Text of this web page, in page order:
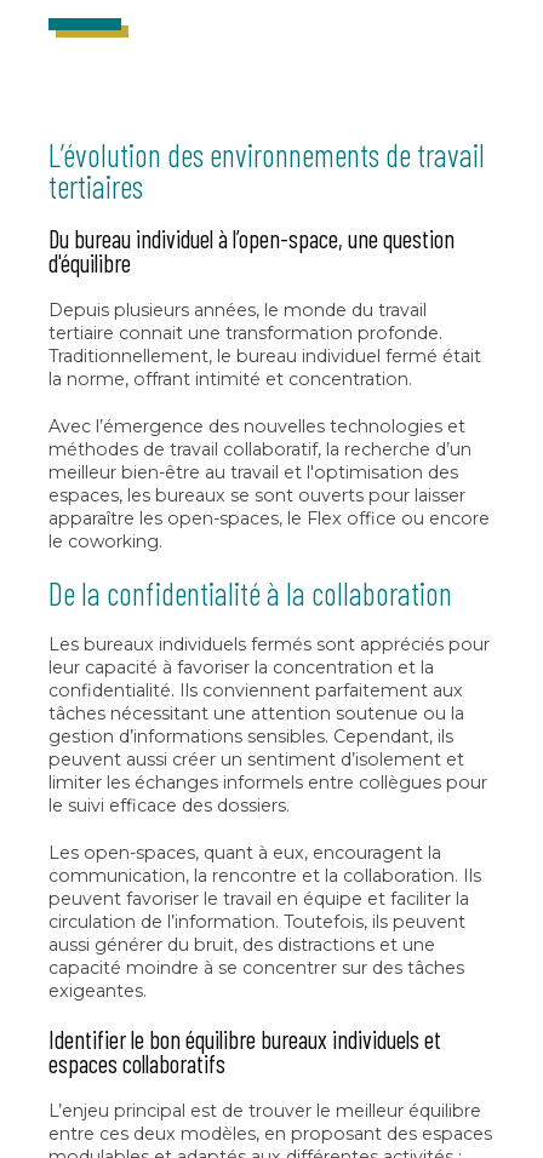
L’évolution des environnements de travail
tertiaires
Du bureau individuel à l’open-space, une question
d'équilibre
Depuis plusieurs années, le monde du travail
tertiaire connait une transformation profonde.
Traditionnellement, le bureau individuel fermé était
la norme, offrant intimité et concentration.
Avec l’émergence des nouvelles technologies et
méthodes de travail collaboratif, la recherche d’un
meilleur bien-être au travail et l'optimisation des
espaces, les bureaux se sont ouverts pour laisser
apparaître les open-spaces, le Flex office ou encore
le coworking.
De la confidentialité à la collaboration
Les bureaux individuels fermés sont appréciés pour
leur capacité à favoriser la concentration et la
confidentialité. Ils conviennent parfaitement aux
tâches nécessitant une attention soutenue ou la
gestion d’informations sensibles. Cependant, ils
peuvent aussi créer un sentiment d’isolement et
limiter les échanges informels entre collègues pour
le suivi efficace des dossiers.
Les open-spaces, quant à eux, encouragent la
communication, la rencontre et la collaboration. Ils
peuvent favoriser le travail en équipe et faciliter la
circulation de l’information. Toutefois, ils peuvent
aussi générer du bruit, des distractions et une
capacité moindre à se concentrer sur des tâches
exigeantes.
Identifier le bon équilibre bureaux individuels et
espaces collaboratifs
L’enjeu principal est de trouver le meilleur équilibre
entre ces deux modèles, en proposant des espaces